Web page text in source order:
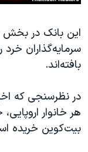
این بانک در بخش
سرمایه‌گذاران خرد
بافته‌اند.
در نظرسنجی که
هر خانوار
بیت‌کوین خریده